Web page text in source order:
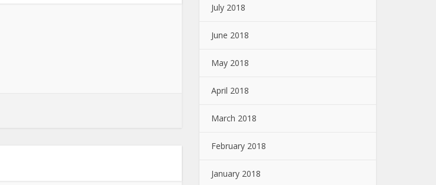
July 2018
June 2018
May 2018
April 2018
March 2018
February 2018
January 2018